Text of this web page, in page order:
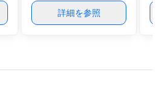
詳細を参照